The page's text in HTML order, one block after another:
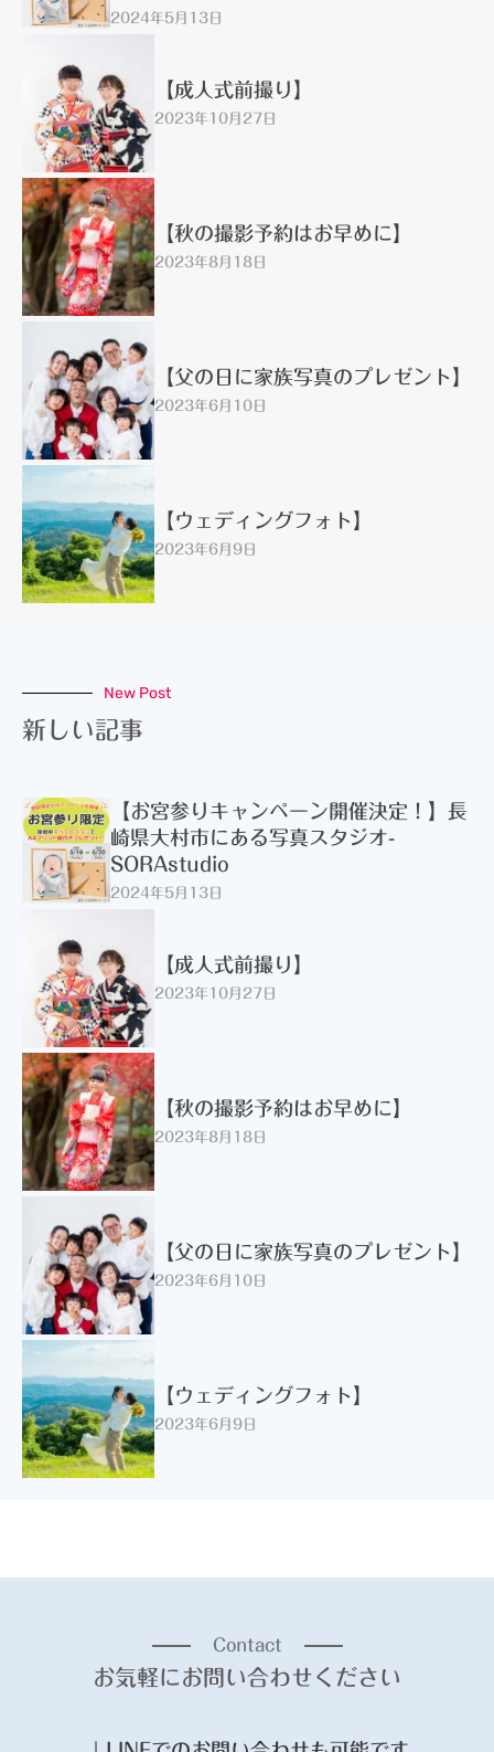
2024年5月13日
【成人式前撮り】
2023年10月27日
【秋の撮影予約はお早めに】
2023年8月18日
【父の日に家族写真のプレゼント】
2023年6月10日
【ウェディングフォト】
2023年6月9日
New Post
新しい記事
【お宮参りキャンペーン開催決定！】長
崎県大村市にある写真スタジオ-
SORAstudio
2024年5月13日
【成人式前撮り】
2023年10月27日
【秋の撮影予約はお早めに】
2023年8月18日
【父の日に家族写真のプレゼント】
2023年6月10日
【ウェディングフォト】
2023年6月9日
Contact
お気軽にお問い合わせください